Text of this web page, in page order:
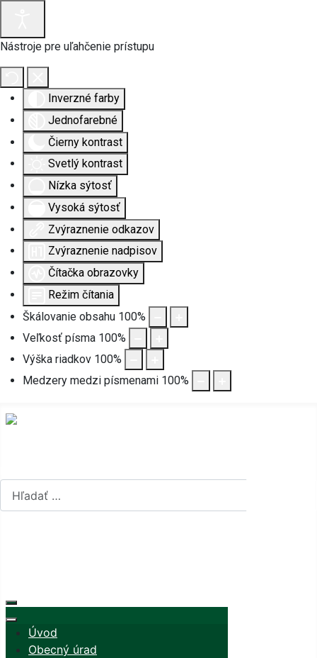
Nástroje pre uľahčenie prístupu
Inverzné farby
Jednofarebné
Čierny kontrast
Svetlý kontrast
Nízka sýtosť
Vysoká sýtosť
Zvýraznenie odkazov
Zvýraznenie nadpisov
Čítačka obrazovky
Režim čítania
Škálovanie obsahu 100%
Veľkosť písma 100%
Výška riadkov 100%
Medzery medzi písmenami 100%
Úvod
Obecný úrad